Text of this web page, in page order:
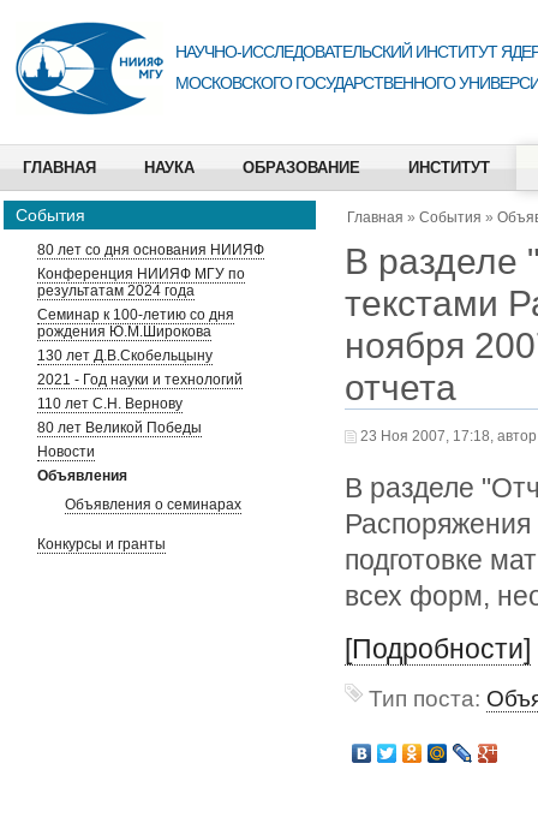
НАУЧНО-ИССЛЕДОВАТЕЛЬСКИЙ ИНСТИТУТ
МОСКОВСКОГО ГОСУДАРСТВЕННОГО
ГЛАВНАЯ НАУКА ОБРАЗОВАНИЕ ИНСТИТУТ
События
80 лет со дня основания НИИЯФ
Конференция НИИЯФ МГУ по
результатам 2024 года
Семинар к 100-летию со дня
рождения Ю.М.Широкова
130 лет Д.В.Скобельцыну
2021 - Год науки и технологий
110 лет С.Н. Вернову
80 лет Великой Победы
Новости
Объявления
Объявления о семинарах
Конкурсы и гранты
Главная » События »
В разделе
текстами
ноября
отчета
23 Ноя 2007, 17:18,
В разделе
подготовке
всех форм,
[Подробности]
Тип поста: